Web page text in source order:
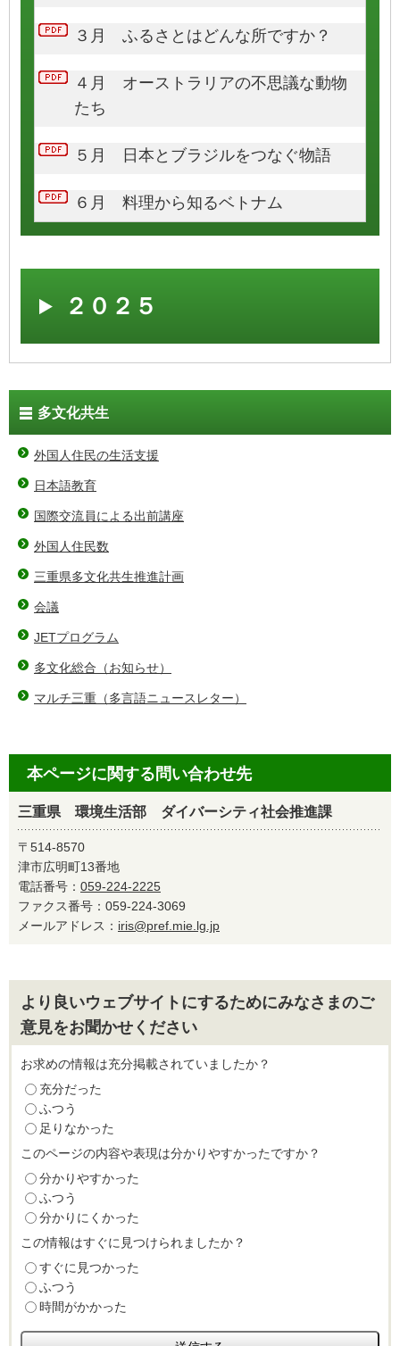
３月 ふるさとはどんな所ですか？
４月 オーストラリアの不思議な動物
たち
５月 日本とブラジルをつなぐ物語
６月 料理から知るベトナム
２０２５
多文化共生
外国人住民の生活支援
日本語教育
国際交流員による出前講座
外国人住民数
三重県多文化共生推進計画
会議
JETプログラム
多文化総合（お知らせ）
マルチ三重（多言語ニュースレター）
本ページに関する問い合わせ先
三重県 環境生活部 ダイバーシティ社会推進課
〒514-8570
津市広明町13番地
電話番号： 059-224-2225
ファクス番号：059-224-3069
メールアドレス： iris@pref.mie.lg.jp
より良いウェブサイトにするためにみなさまのご
意見をお聞かせください
お求めの情報は充分掲載されていましたか？
充分だった
ふつう
足りなかった
このページの内容や表現は分かりやすかったですか？
分かりやすかった
ふつう
分かりにくかった
この情報はすぐに見つけられましたか？
すぐに見つかった
ふつう
時間がかかった